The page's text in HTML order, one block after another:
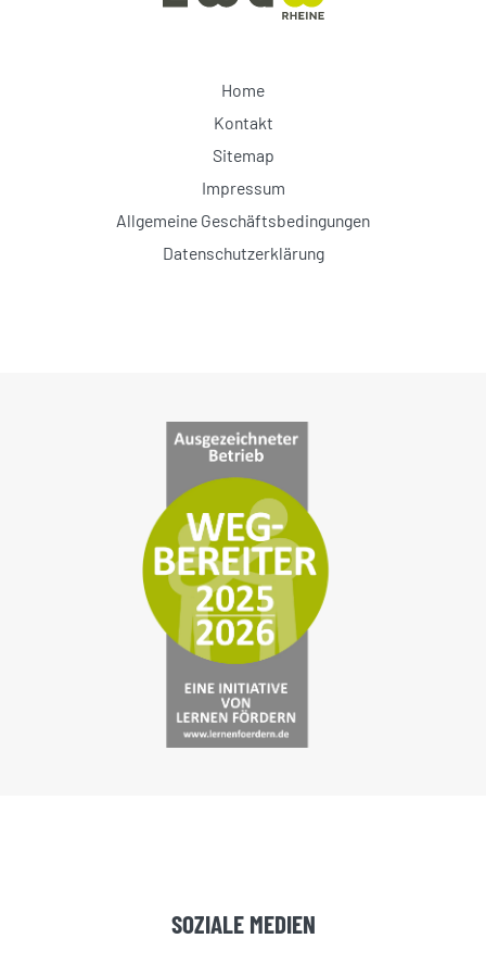
Home
Kontakt
Sitemap
Impressum
Allgemeine Geschäftsbedingungen
Datenschutzerklärung
SOZIALE MEDIEN